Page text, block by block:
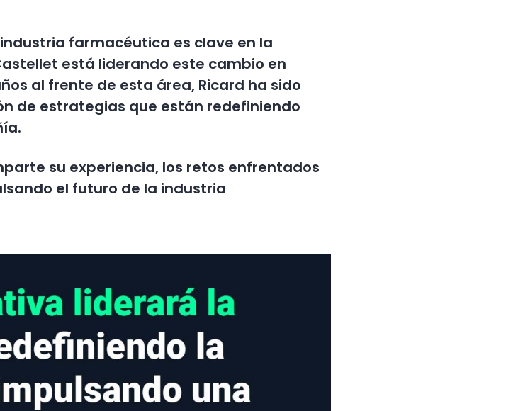
farmacéutica es clave en la
está liderando este cambio en
al frente de esta área, Ricard ha sido
de estrategias que están redefiniendo
su experiencia, los retos enfrentados
el futuro de la industria